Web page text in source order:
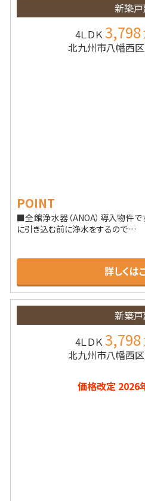
新築
4ＬＤＫ3,798
北九州市八幡西
POINT
■全館浄水器（ANOA）導入物件
に引き込む前に浄水をするので…
詳しくは
新築
4ＬＤＫ3,798
北九州市八幡西
価格改定 2026